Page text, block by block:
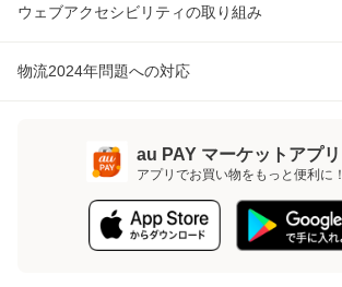
ウェブアクセシビリティの取り組み
物流2024年問題への対応
au PAY マーケットアプリ
アプリでお買い物をもっと便利に！